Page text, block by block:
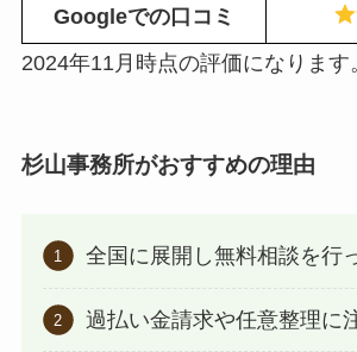
Googleでの口コミ
2024年11月時点の評価になります
杉山事務所がおすすめの理由
全国に展開し無料相談を行
過払い金請求や任意整理に